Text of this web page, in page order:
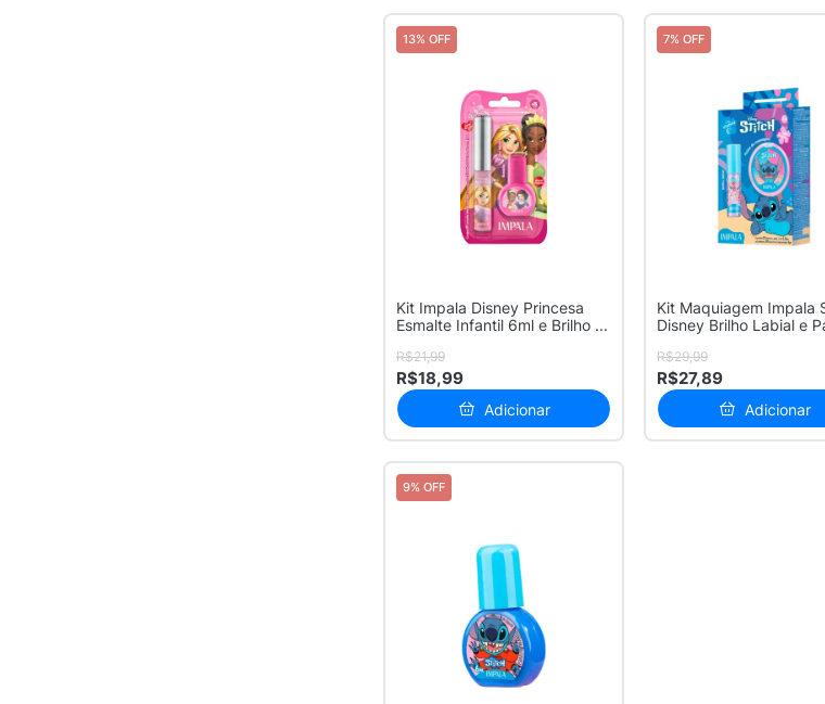
13% OFF
Kit Impala Disney Princesa
Esmalte Infantil 6ml e Brilho ...
R$21,99
R$18,99
Adicionar
7% OFF
Kit Maquiagem Impala
Disney Brilho Labial e
R$29,99
R$27,89
Adicionar
9% OFF